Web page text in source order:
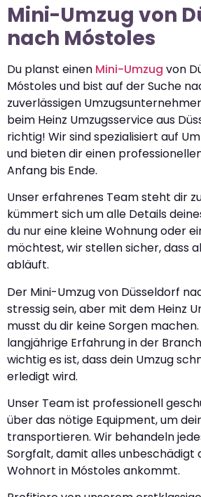
Mini-Umzug von
nach Móstoles
Du planst einen Mini-Umzug von
Móstoles und bist auf der Suche
zuverlässigen
beim Heinz Umzugsservice aus
richtig! Wir sind spezialisiert auf
und bieten dir einen
Anfang bis Ende.
Unser erfahrenes Team steht dir
kümmert sich um alle Details
du nur eine kleine Wohnung oder
möchtest, wir stellen sicher, dass
abläuft.
Der Mini-Umzug von Düsseldorf
stressig sein, aber mit dem Heinz
musst du dir keine Sorgen
langjährige Erfahrung in der
wichtig es ist, dass dein Umzug
erledigt wird.
Unser Team ist professionell
über das nötige Equipment, um
transportieren. Wir behandeln
Sorgfalt, damit alles unbeschädigt
Wohnort in Móstoles ankommt.